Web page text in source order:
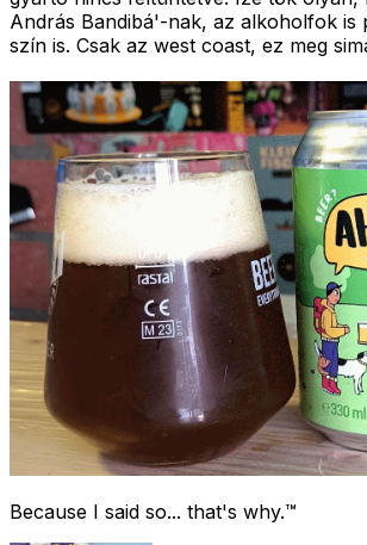
András Bandibá'-nak, az alkoholfok is
szín is. Csak az west coast, ez meg
Because I said so... that's why.™